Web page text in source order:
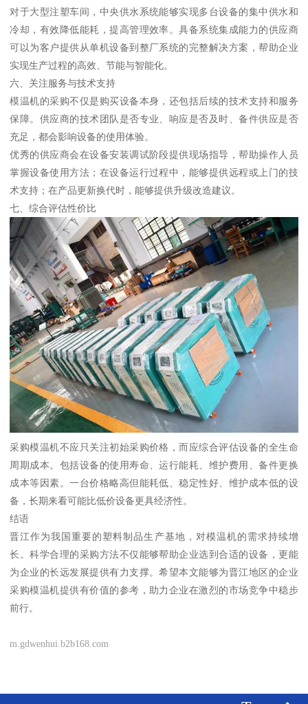
对于大型注塑车间，中央供水系统能够实现多台设备的集中供水和
冷却，有效降低能耗，提高管理效率。具备系统集成能力的供应商
可以为客户提供从单机设备到整厂系统的完整解决方案，帮助企业
实现生产过程的高效、节能与智能化。
六、关注服务与技术支持
模温机的采购不仅是购买设备本身，还包括后续的技术支持和服务
保障。供应商的技术团队是否专业、响应是否及时、备件供应是否
充足，都会影响设备的使用体验。
优秀的供应商会在设备安装调试阶段提供现场指导，帮助操作人员
掌握设备使用方法；在设备运行过程中，能够提供远程或上门的技
术支持；在产品更新换代时，能够提供升级改造建议。
七、综合评估性价比
采购模温机不应只关注初始采购价格，而应综合评估设备的全生命
周期成本。包括设备的使用寿命、运行能耗、维护费用、备件更换
成本等因素。一台价格略高但能耗低、稳定性好、维护成本低的设
备，长期来看可能比低价设备更具经济性。
结语
晋江作为我国重要的塑料制品生产基地，对模温机的需求持续增
长。科学合理的采购方法不仅能够帮助企业选到合适的设备，更能
为企业的长远发展提供有力支撑。希望本文能够为晋江地区的企业
采购模温机提供有价值的参考，助力企业在激烈的市场竞争中稳步
前行。
m.gdwenhui.b2b168.com